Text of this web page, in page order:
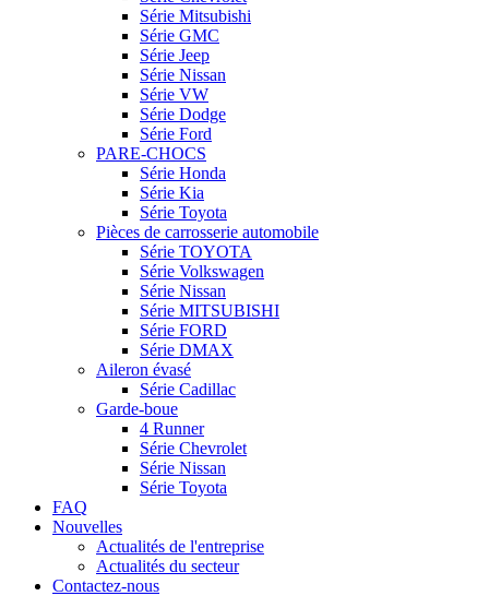
Série Mitsubishi
Série GMC
Série Jeep
Série Nissan
Série VW
Série Dodge
Série Ford
PARE-CHOCS
Série Honda
Série Kia
Série Toyota
Pièces de carrosserie automobile
Série TOYOTA
Série Volkswagen
Série Nissan
Série MITSUBISHI
Série FORD
Série DMAX
Aileron évasé
Série Cadillac
Garde-boue
4 Runner
Série Chevrolet
Série Nissan
Série Toyota
FAQ
Nouvelles
Actualités de l'entreprise
Actualités du secteur
Contactez-nous